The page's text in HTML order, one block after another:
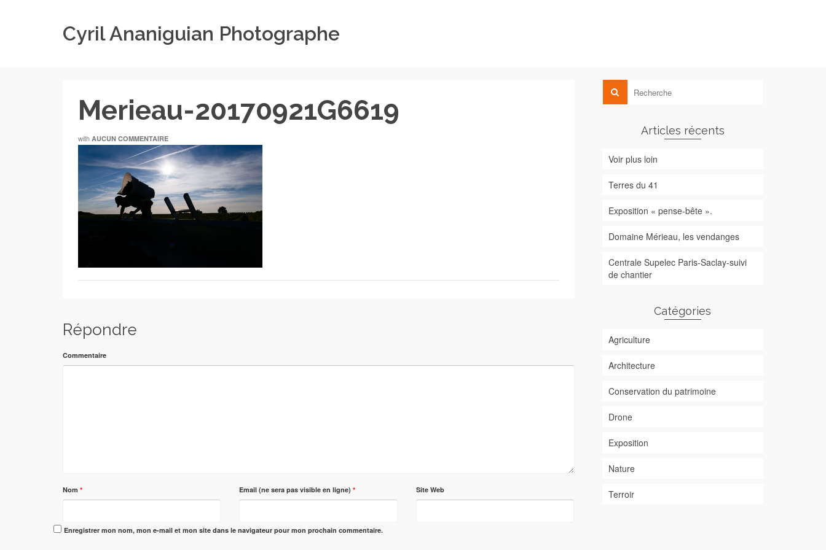
Cyril Ananiguian Photographe
Merieau-20170921G6619
with AUCUN COMMENTAIRE
Répondre
Commentaire
Nom * Email (ne sera pas visible en ligne)* Site Web
Enregistrer mon nom, mon e-mail et mon site dans le navigateur pour mon prochain commentaire.
Articles récents
Voir plus loin
Terres du 41
Exposition « pense-bête ».
Domaine Mérieau, les vendanges
Centrale Supelec Paris-Saclay-suivi
de chantier
Catégories
Agriculture
Architecture
Conservation du patrimoine
Drone
Exposition
Nature
Terroir